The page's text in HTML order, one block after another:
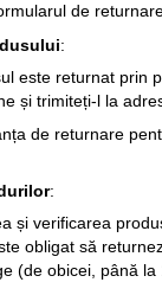
de
:
este returnat prin
și trimiteți-l la
de returnare
:
și verificarea
obligat să
(de obicei, până la